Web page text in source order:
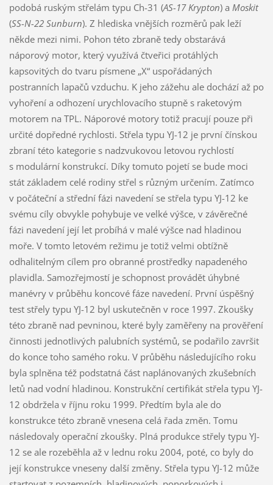
podobá ruským střelám typu Ch-31 (AS-17 Krypton) a Moskit
(SS-N-22 Sunburn). Z hlediska vnějších rozměrů pak leží
někde mezi nimi. Pohon této zbraně tedy obstarává
náporový motor, který využívá čtveřici protáhlých
kapsovitých do tvaru písmene „X“ uspořádaných
postranních lapačů vzduchu. K jeho zážehu ale dochází až po
vyhoření a odhození urychlovacího stupně s raketovým
motorem na TPL. Náporové motory totiž pracují pouze při
určité dopředné rychlosti. Střela typu YJ-12 je první čínskou
zbraní této kategorie s nadzvukovou letovou rychlostí
s modulární konstrukcí. Díky tomuto pojetí se bude moci
stát základem celé rodiny střel s různým určením. Zatímco
v počáteční a střední fázi navedení se střela typu YJ-12 ke
svému cíly obvykle pohybuje ve velké výšce, v závěrečné
fázi navedení její let probíhá v malé výšce nad hladinou
moře. V tomto letovém režimu je totiž velmi obtížně
odhalitelným cílem pro obranné prostředky napadeného
plavidla. Samozřejmostí je schopnost provádět úhybné
manévry v průběhu koncové fáze navedení. První úspěšný
test střely typu YJ-12 byl uskutečněn v roce 1997. Zkoušky
této zbraně nad pevninou, které byly zaměřeny na prověření
činnosti jednotlivých palubních systémů, se podařilo završit
do konce toho samého roku. V průběhu následujícího roku
byla splněna též podstatná část naplánovaných zkušebních
letů nad vodní hladinou. Konstrukční certifikát střela typu YJ-
12 obdržela v říjnu roku 1999. Předtím byla ale do
konstrukce této zbraně vnesena celá řada změn. Tomu
následovaly operační zkoušky. Plná produkce střely typu YJ-
12 se ale rozeběhla až v lednu roku 2004, poté, co byly do
její konstrukce vneseny další změny. Střela typu YJ-12 může